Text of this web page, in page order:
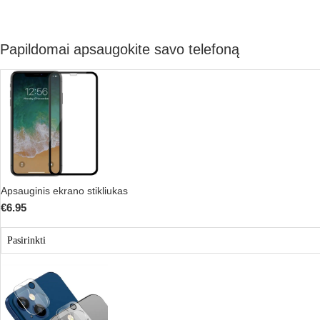
Papildomai apsaugokite savo telefoną
Apsauginis ekrano stikliukas
€6.95